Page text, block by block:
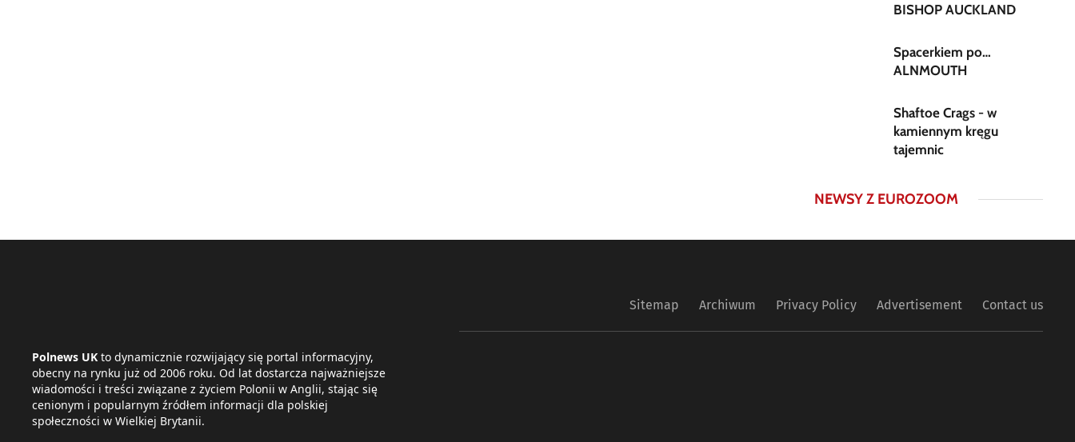
BISHOP AUCKLAND
Spacerkiem po…
ALNMOUTH
Shaftoe Crags - w
kamiennym kręgu
tajemnic
NEWSY Z EUROZOOM
Polnews UK to dynamicznie rozwijający się portal informacyjny,
obecny na rynku już od 2006 roku. Od lat dostarcza najważniejsze
wiadomości i treści związane z życiem Polonii w Anglii, stając się
cenionym i popularnym źródłem informacji dla polskiej
społeczności w Wielkiej Brytanii.
Sitemap Archiwum Privacy Policy Advertisement Contact us